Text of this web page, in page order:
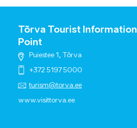
Tõrva Tourist Information
Point
Puiestee 1, Tõrva
+372 5197 5000
turism@torva.ee
www.visittorva.ee